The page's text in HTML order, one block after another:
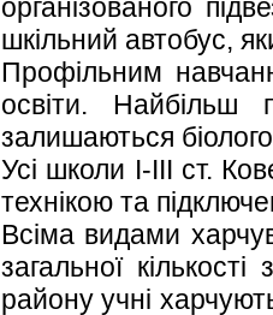
організованого
шкільний автобус,
Профільним
освіти. Найбільш
залишаються
Усі школи І-ІІІ ст.
технікою та
Всіма видами
загальної
району учні